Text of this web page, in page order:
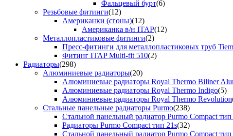
Фальцевый бурт(6)
Резьбовые фитинги(12)
Американки (сгоны)(12)
Американка в/н ITAP(12)
Металлопластиковые фитинги(2)
Пресс-фитинги для металлопластиковых труб
Фитинг ITAP Multi-fit 510(2)
Радиаторы(298)
Алюминиевые радиаторы(20)
Алюминиевые радиаторы Royal Thermo Biliner
Алюминиевые радиаторы Royal Thermo Indigo(5)
Алюминиевые радиаторы Royal Thermo Revolution
Стальные панельные радиаторы Purmo(238)
Стальной панельный радиатор Purmo Compact тип
Радиаторы Purmo Compact тип 21s(32)
Стальной панельный радиатор Purmo Compact тип